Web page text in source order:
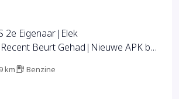
2e Eigenaar|Elek
Beurt Gehad|Nieuwe APK bij
km Benzine